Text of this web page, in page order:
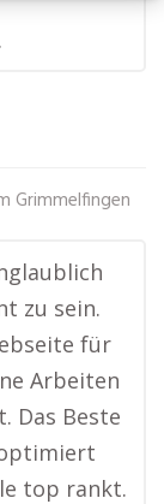
Grimmelfingen
zu sein.
für
Arbeiten
Das Beste
top rankt.